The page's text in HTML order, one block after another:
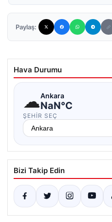
Paylaş:
Hava Durumu
☁Ankara
NaN°C
ŞEHIR SEÇ
Bizi Takip Edin